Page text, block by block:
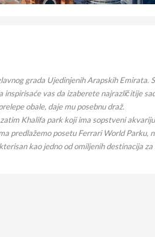
grada Ujedinjenih Arapskih
vas da izaberete najrazličitije
obale, daje mu posebnu draž.
Khalifa park koji ima sopstveni
predlažemo posetu Ferrari World
kao jedno od omiljenih destinacija